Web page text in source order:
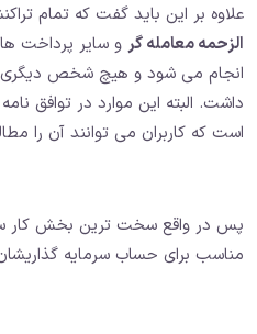
علاوه بر این باید گفت که تمام
الزحمه معامله گر و سایر پرداخت
انجام می شود و هیچ شخص دیگری
داشت. البته این موارد در توافق
است که کاربران می توانند آن را
پس در واقع سخت ترین بخش کار
مناسب برای حساب سرمایه